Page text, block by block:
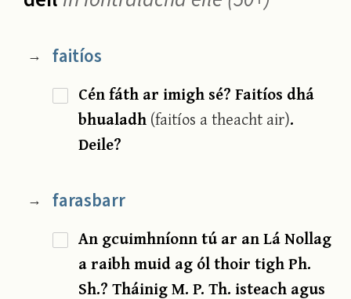
→ faitíos
Cén fáth ar imigh sé? Faitíos dhá
bhualadh(faitíos a theacht air).
Deile?
→ farasbarr
An gcuimhníonn tú ar an Lá Nollag
a raibh muid ag ól thoir tigh Ph.
Sh.? Tháinig M. P. Th. isteach agus